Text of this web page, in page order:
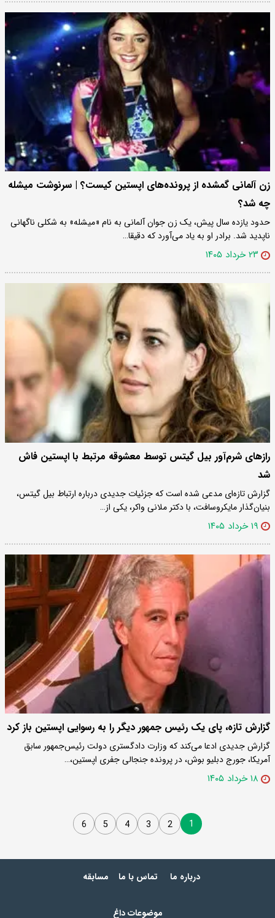
زن آلمانی گمشده از پرونده‌های اپستین کیست؟ | سرنوشت میشله
چه شد؟
حدود یازده سال پیش، یک زن جوان آلمانی به نام «میشله» به شکلی ناگهانی
ناپدید شد. برادر او به یاد می‌آورد که دقیقا…
۲۳ خرداد ۱۴۰۵
رازهای شرم‌آور بیل گیتس توسط معشوقه مرتبط با اپستین فاش
شد
گزارش تازه‌ای مدعی شده است که جزئیات جدیدی درباره ارتباط بیل گیتس،
بنیان‌گذار مایکروسافت، با دکتر ملانی واکر، یکی از…
۱۹ خرداد ۱۴۰۵
گزارش تازه، پای یک رئیس جمهور دیگر را به رسوایی اپستین باز کرد
گزارش جدیدی ادعا می‌کند که وزارت دادگستری دولت رئیس‌جمهور سابق
آمریکا، جورج دبلیو بوش، در پرونده جنجالی جفری اپستین،…
۱۸ خرداد ۱۴۰۵
1
2
3
4
5
6
درباره ما تماس با ما مسابقه
موضوعات داغ